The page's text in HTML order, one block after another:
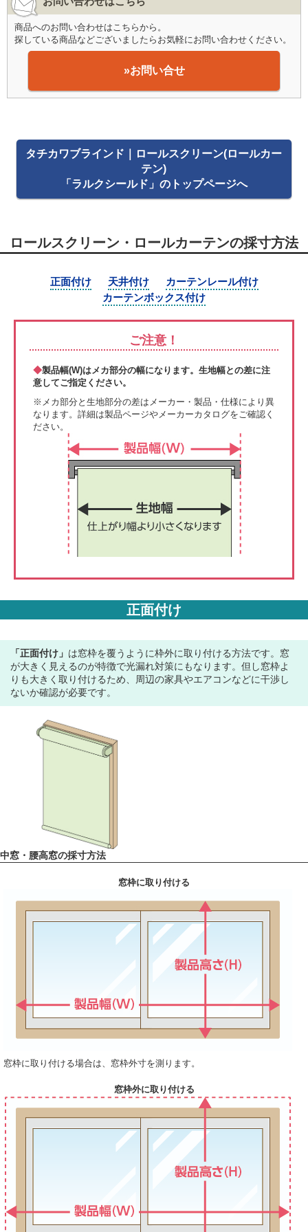
商品へのお問い合わせはこちらから。
探している商品などございましたらお気軽にお問い合わせください。
»お問い合せ
タチカワブラインド｜ロールスクリーン(ロールカー
テン)
「ラルクシールド」のトップページへ
ロールスクリーン・ロールカーテンの採寸方法
正面付け 天井付け
カーテンレール付け
カーテンボックス付け
ご注意！
◆製品幅(W)はメカ部分の幅になります。生地幅との差に注
意してご指定ください。
※メカ部分と生地部分の差はメーカー・製品・仕様により異
なります。詳細は製品ページやメーカーカタログをご確認く
ださい。
正面付け
「正面付け」 は窓枠を覆うように枠外に取り付ける方法です。窓
が大きく見えるのが特徴で光漏れ対策にもなります。但し窓枠よ
りも大きく取り付けるため、周辺の家具やエアコンなどに干渉し
ないか確認が必要です。
中窓・腰高窓の採寸方法
窓枠に取り付ける
窓枠に取り付ける場合は、窓枠外寸を測ります。
窓枠外に取り付ける